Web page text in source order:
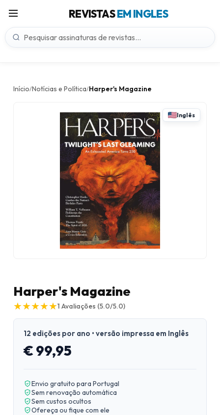
REVISTASEM INGLES
Início/Notícias e Política/Harper's Magazine
Inglês
Harper's Magazine
★
★★
★★
★★
★★
★1 Avaliações (5.0/5.0)
12 edições por ano • versão impressa em Inglês
€ 99,95
Envio gratuito para Portugal
Sem renovação automática
Sem custos ocultos
Ofereça ou fique com ele